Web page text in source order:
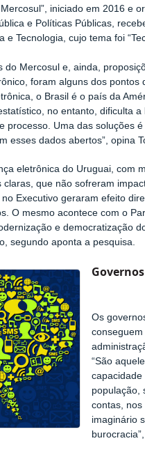
iniciado em 2016 e
e Políticas Públicas,
Tecnologia, cujo tema foi
do Mercosul e, ainda,
foram alguns dos pontos
o Brasil é o país da
no entanto, dificulta
processo. Uma das soluções
esses dados abertos”, opina
eletrônica do Uruguai, com
que não sofreram
Executivo geraram efeito
O mesmo acontece com o
e democratização
segundo aponta a pesquisa.
Os
“São
capacidade
população,
contas,
imaginário